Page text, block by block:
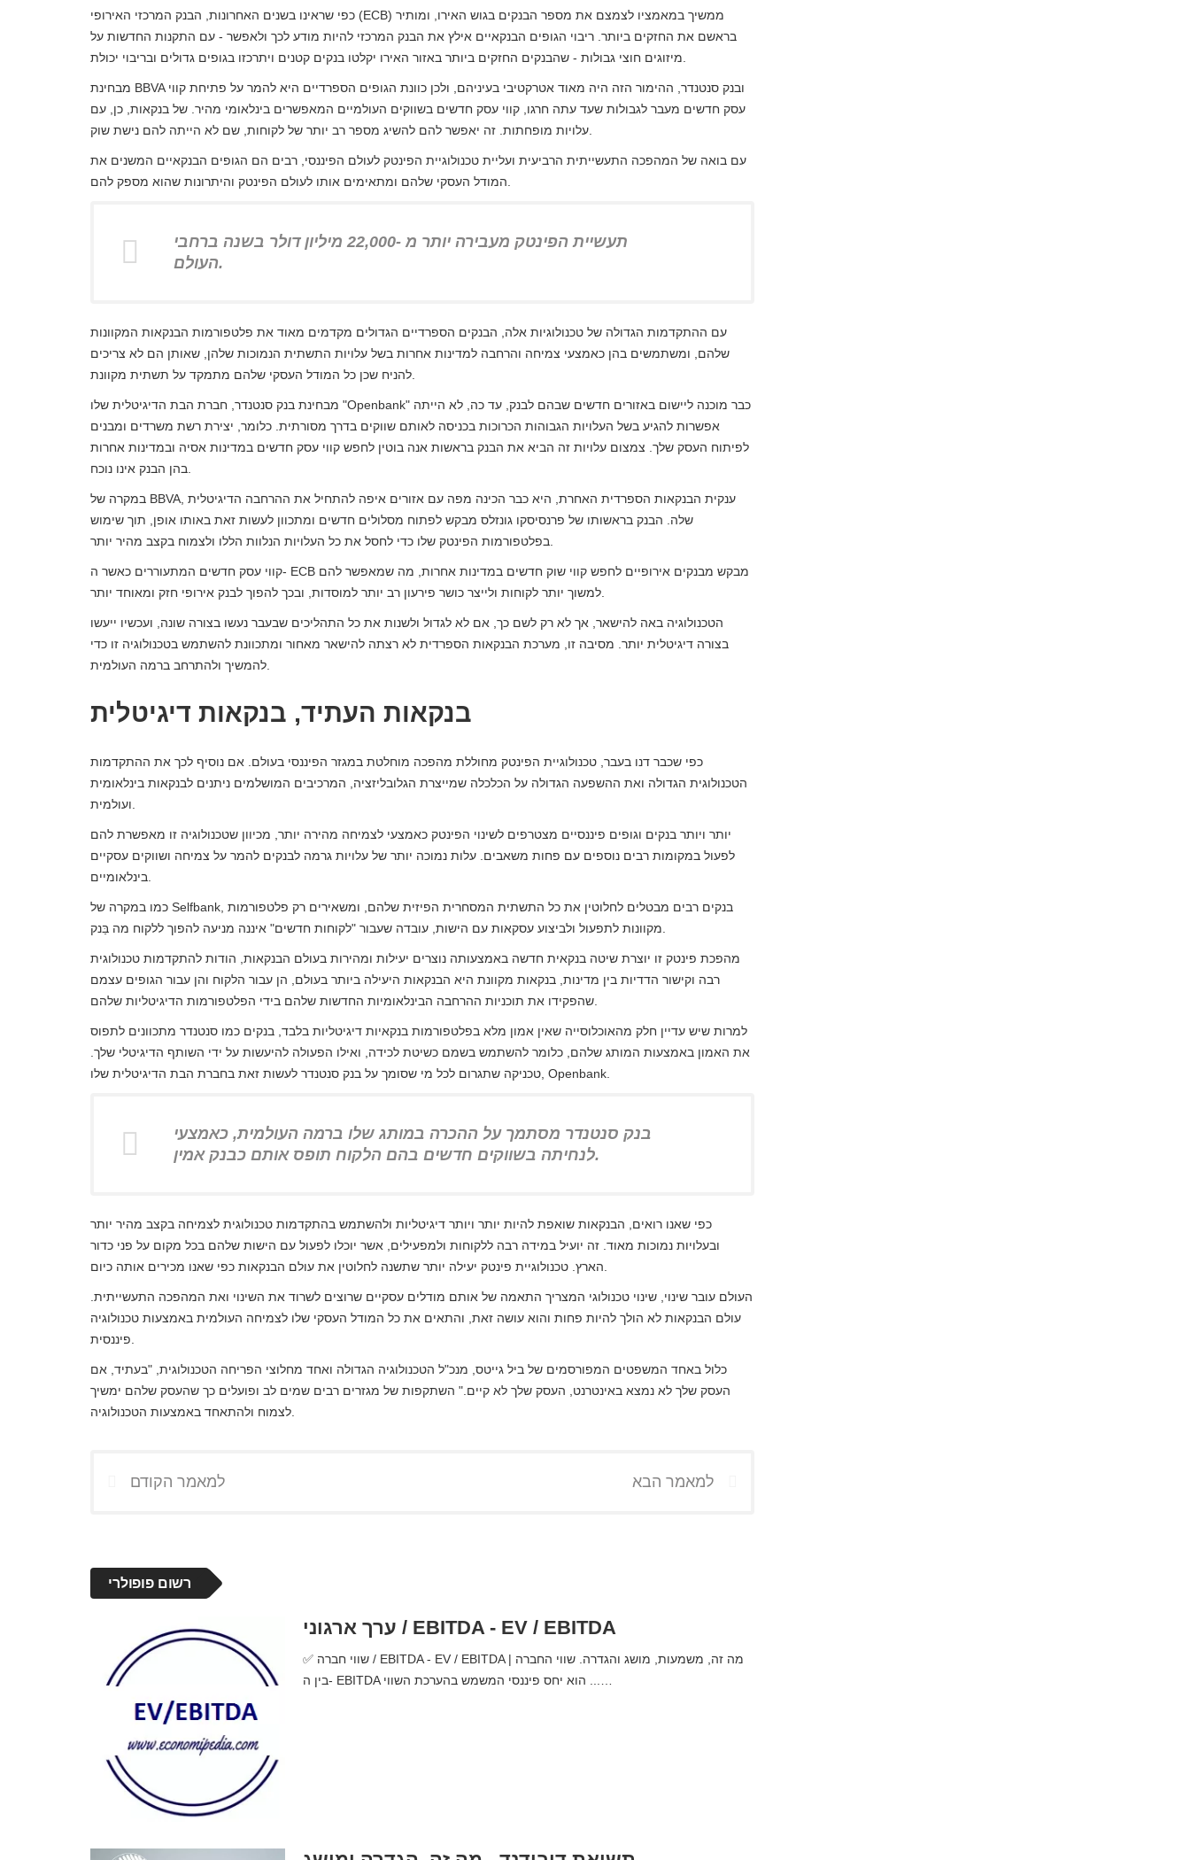
כפי שראינו בשנים האחרונות, הבנק המרכזי האירופי (ECB) ממשיך במאמציו לצמצם את מספר הבנקים בגוש האירו, ומותיר
בראשם את החזקים ביותר. ריבוי הגופים הבנקאיים אילץ את הבנק המרכזי להיות מודע לכך ולאפשר - עם התקנות החדשות על
מבחינת BBVA ובנק סנטנדר, ההימור הזה היה מאוד אטרקטיבי בעיניהם, ולכן כוונת הגופים הספרדיים היא להמר על פתיחת קווי
עסק חדשים מעבר לגבולות שעד עתה חרגו, קווי עסק חדשים בשווקים העולמיים המאפשרים בינלאומי מהיר. של בנקאות, כן, עם
עם בואה של המהפכה התעשייתית הרביעית ועליית טכנולוגיית הפינטק לעולם הפיננסי, רבים הם הגופים הבנקאיים המשנים את
תעשיית הפינטק מעבירה יותר מ -22,000 מיליון דולר בשנה ברחבי
העולם.
עם ההתקדמות הגדולה של טכנולוגיות אלה, הבנקים הספרדיים הגדולים מקדמים מאוד את פלטפורמות הבנקאות המקוונות
שלהם, ומשתמשים בהן כאמצעי צמיחה והרחבה למדינות אחרות בשל עלויות התשתית הנמוכות שלהן, שאותן הם לא צריכים
מבחינת בנק סנטנדר, חברת הבת הדיגיטלית שלו "Openbank" כבר מוכנה ליישום באזורים חדשים שבהם לבנק, עד כה, לא הייתה
אפשרות להגיע בשל העלויות הגבוהות הכרוכות בכניסה לאותם שווקים בדרך מסורתית. כלומר, יצירת רשת משרדים ומבנים
לפיתוח העסק שלך. צמצום עלויות זה הביא את הבנק בראשות אנה בוטין לחפש קווי עסק חדשים במדינות אסיה ובמדינות אחרות
במקרה של BBVA, ענקית הבנקאות הספרדית האחרת, היא כבר הכינה מפה עם אזורים איפה להתחיל את ההרחבה הדיגיטלית
שלה. הבנק בראשותו של פרנסיסקו גונזלס מבקש לפתוח מסלולים חדשים ומתכוון לעשות זאת באותו אופן, תוך שימוש
קווי עסק חדשים המתעוררים כאשר ה- ECB מבקש מבנקים אירופיים לחפש קווי שוק חדשים במדינות אחרות, מה שמאפשר להם
הטכנולוגיה באה להישאר, אך לא רק לשם כך, אם לא לגדול ולשנות את כל התהליכים שבעבר נעשו בצורה שונה, ועכשיו ייעשו
בצורה דיגיטלית יותר. מסיבה זו, מערכת הבנקאות הספרדית לא רצתה להישאר מאחור ומתכוונת להשתמש בטכנולוגיה זו כדי
בנקאות העתיד, בנקאות דיגיטלית
כפי שכבר דנו בעבר, טכנולוגיית הפינטק מחוללת מהפכה מוחלטת במגזר הפיננסי בעולם. אם נוסיף לכך את ההתקדמות
הטכנולוגית הגדולה ואת ההשפעה הגדולה על הכלכלה שמייצרת הגלובליזציה, המרכיבים המושלמים ניתנים לבנקאות בינלאומית
יותר ויותר בנקים וגופים פיננסיים מצטרפים לשינוי הפינטק כאמצעי לצמיחה מהירה יותר, מכיוון שטכנולוגיה זו מאפשרת להם
לפעול במקומות רבים נוספים עם פחות משאבים. עלות נמוכה יותר של עלויות גרמה לבנקים להמר על צמיחה ושווקים עסקיים
כמו במקרה של Selfbank, בנקים רבים מבטלים לחלוטין את כל התשתית המסחרית הפיזית שלהם, ומשאירים רק פלטפורמות
מהפכת פינטק זו יוצרת שיטה בנקאית חדשה באמצעותה נוצרים יעילות ומהירות בעולם הבנקאות, הודות להתקדמות טכנולוגית
רבה וקישור הדדיות בין מדינות, בנקאות מקוונת היא הבנקאות היעילה ביותר בעולם, הן עבור הלקוח והן עבור הגופים עצמם
למרות שיש עדיין חלק מהאוכלוסייה שאין אמון מלא בפלטפורמות בנקאיות דיגיטליות בלבד, בנקים כמו סנטנדר מתכוונים לתפוס
את האמון באמצעות המותג שלהם, כלומר להשתמש בשמם כשיטת לכידה, ואילו הפעולה להיעשות על ידי השותף הדיגיטלי שלך.
טכניקה שתגרום לכל מי שסומך על בנק סנטנדר לעשות זאת בחברת הבת הדיגיטלית שלו, Openbank.
בנק סנטנדר מסתמך על ההכרה במותג שלו ברמה העולמית, כאמצעי
לנחיתה בשווקים חדשים בהם הלקוח תופס אותם כבנק אמין.
כפי שאנו רואים, הבנקאות שואפת להיות יותר ויותר דיגיטליות ולהשתמש בהתקדמות טכנולוגית לצמיחה בקצב מהיר יותר
ובעלויות נמוכות מאוד. זה יועיל במידה רבה ללקוחות ולמפעילים, אשר יוכלו לפעול עם הישות שלהם בכל מקום על פני כדור
העולם עובר שינוי, שינוי טכנולוגי המצריך התאמה של אותם מודלים עסקיים שרוצים לשרוד את השינוי ואת המהפכה התעשייתית.
עולם הבנקאות לא הולך להיות פחות והוא עושה זאת, והתאים את כל המודל העסקי שלו לצמיחה העולמית באמצעות טכנולוגיה
כלול באחד המשפטים המפורסמים של ביל גייטס, מנכ"ל הטכנולוגיה הגדולה ואחד מחלוצי הפריחה הטכנולוגית, "בעתיד, אם
העסק שלך לא נמצא באינטרנט, העסק שלך לא קיים." השתקפות של מגזרים רבים שמים לב ופועלים כך שהעסק שלהם ימשיך
למאמר הקודם למאמר הבא
רשום פופולרי
ערך ארגוני / EBITDA - EV / EBITDA
✅ שווי חברה / EBITDA - EV / EBITDA | מה זה, משמעות, מושג והגדרה. שווי החברה